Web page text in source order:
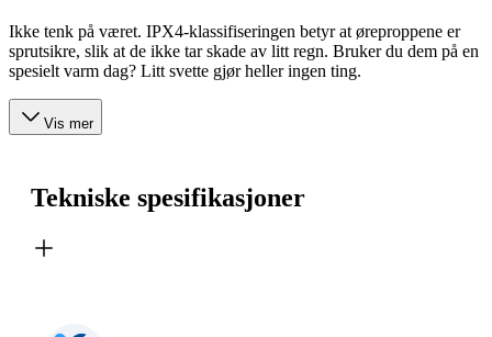
Ikke tenk på været. IPX4-klassifiseringen betyr at øreproppene er
sprutsikre, slik at de ikke tar skade av litt regn. Bruker du dem på en
spesielt varm dag? Litt svette gjør heller ingen ting.
Vis mer
Tekniske spesifikasjoner